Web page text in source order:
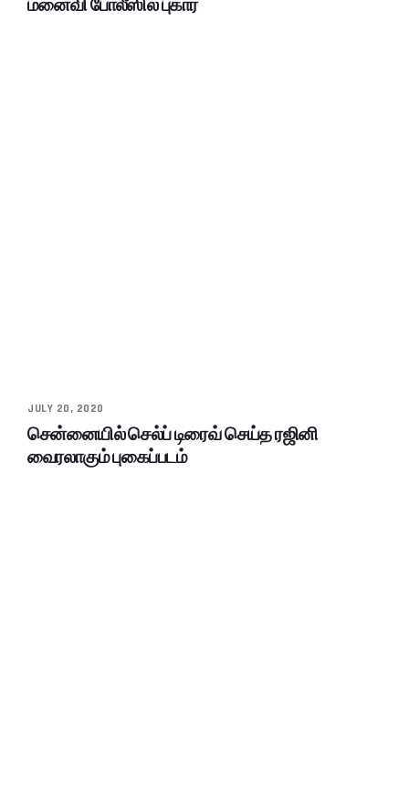
JULY 20, 2020
சென்னையில் செல்ப் டிரைவ் செய்த ரஜினி
வைரலாகும் புகைப்படம்